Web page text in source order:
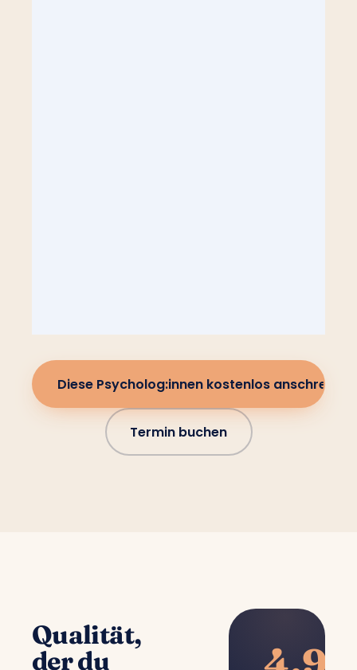
Diese Psycholog:innen kostenlos anschreiben
Termin buchen
Qualität,
der du